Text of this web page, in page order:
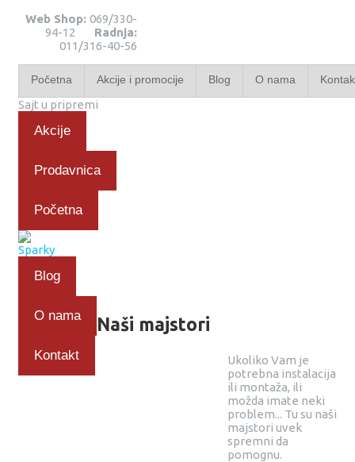
Web Shop: 069/330-
94-12 Radnja:
011/316-40-56
Početna Akcije i promocije Blog O nama
Sajt u pripremi
Akcije
Prodavnica
Početna
Blog
O nama
Kontakt
Naši majstori
Ukoliko Vam je
potrebna instalacija
ili montaža, ili
možda imate neki
problem... Tu su naši
majstori uvek
spremni da
pomognu.